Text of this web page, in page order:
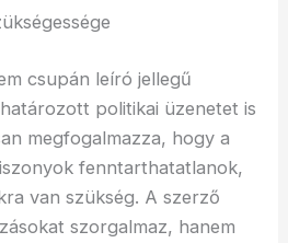
csupán leíró jellegű
politikai üzenetet is
megfogalmazza, hogy a
fenntarthatatlanok,
van szükség. A szerző
szorgalmaz, hanem